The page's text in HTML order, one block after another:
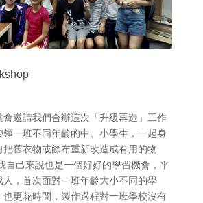
會邀請我們合辦這次「升級再造」工作
一班不同年齡的中、小學生，一起身
舊衣物或餘布重新改造成有用的物
自己來說也是一個好好的學習機會，平
，首次面對一班年齡大小不同的學
也更花時間，製作過程對一班學校沒有